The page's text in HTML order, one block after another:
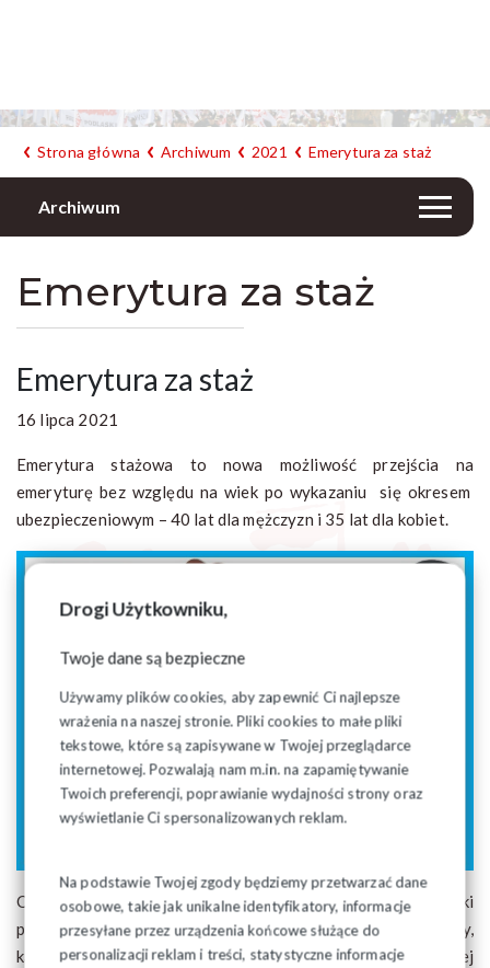
Drogi Użytkowniku,
Twoje dane są bezpieczne
Używamy plików cookies, aby zapewnić Ci najlepsze
wrażenia na naszej stronie. Pliki cookies to małe pliki
tekstowe, które są zapisywane w Twojej przeglądarce
internetowej. Pozwalają nam m.in. na zapamiętywanie
Twoich preferencji, poprawianie wydajności strony oraz
wyświetlanie Ci spersonalizowanych reklam.
Na podstawie Twojej zgody będziemy przetwarzać dane
osobowe, takie jak unikalne identyfikatory, informacje
przesyłane przez urządzenia końcowe służące do
personalizacji reklam i treści, statystyczne informacje
Strona główna Archiwum 2021 Emerytura za staż
Archiwum
Emerytura za staż
Emerytura za staż
16 lipca 2021
Emerytura stażowa to nowa możliwość przejścia na
emeryturę bez względu na wiek po wykazaniu się okresem
ubezpieczeniowym – 40 lat dla mężczyzn i 35 lat dla kobiet.
Oznacza to, że jeśli w tym czasie wpłaciło się składki
pozwalające na wypłatę co najmniej minimalnej emerytury,
każdy będzie miał prawo dokonać wyboru, czy chce dalej